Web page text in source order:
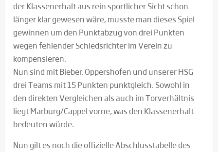
der Klassenerhalt aus rein sportlicher Sicht schon
länger klar gewesen wäre, musste man dieses Spiel
gewinnen um den Punktabzug von drei Punkten
wegen fehlender Schiedsrichter im Verein zu
kompensieren.
Nun sind mit Bieber, Oppershofen und unserer HSG
drei Teams mit 15 Punkten punktgleich. Sowohl in
den direkten Vergleichen als auch im Torverhältnis
liegt Marburg/Cappel vorne, was den Klassenerhalt
bedeuten würde.
Nun gilt es noch die offizielle Abschlusstabelle des